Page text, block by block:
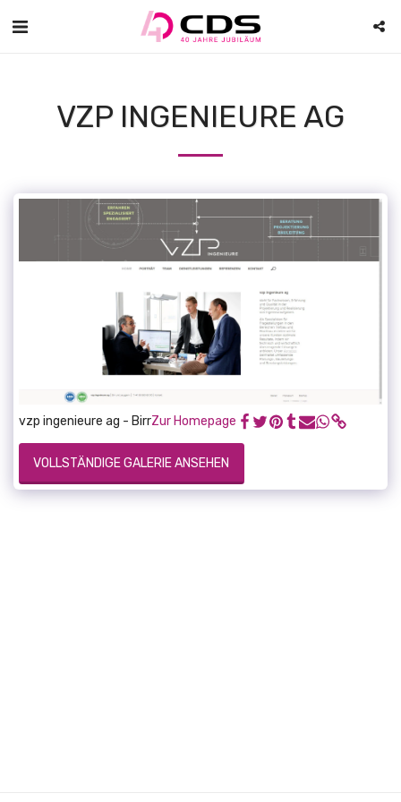
VZP INGENIEURE AG
vzp ingenieure ag - BirrZur Homepage
VOLLSTÄNDIGE GALERIE ANSEHEN